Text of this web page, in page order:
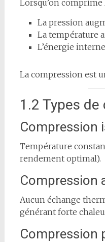
Lorsqu’on comprime
La pression
La température
L’énergie
La compression est
1.2 Types
Compression
Température
rendement optimal).
Compression
Aucun échange
générant forte
Compression